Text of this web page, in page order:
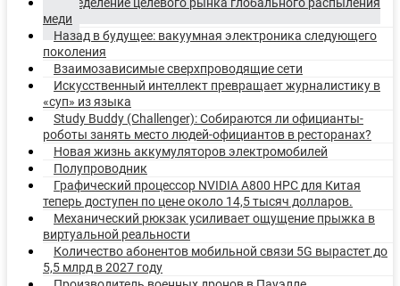
меди
Назад в будущее: вакуумная электроника следующего
поколения
Взаимозависимые сверхпроводящие сети
Искусственный интеллект превращает журналистику в
«суп» из языка
Study Buddy (Challenger): Собираются ли официанты-
роботы занять место людей-официантов в ресторанах?
Новая жизнь аккумуляторов электромобилей
Полупроводник
Графический процессор NVIDIA A800 HPC для Китая
теперь доступен по цене около 14,5 тысяч долларов.
Механический рюкзак усиливает ощущение прыжка в
виртуальной реальности
Количество абонентов мобильной связи 5G вырастет до
5,5 млрд в 2027 году